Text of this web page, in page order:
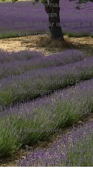
maaltijden naar wens.
Wel ruim van te voren
beschikbaar is, want ze
restaurants.
- Kok bezorgt áán huis
thuis:
- Een Vlaamse kokkin
aan huis. Vanaf 10
paar dagen van te
MENU
Paellavlees, vis of
***
Curry van
gebakken
***